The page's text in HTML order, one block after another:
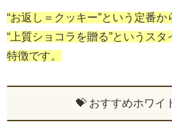
“お返し＝クッキー”という定番か
“上質ショコラを贈る”というス
特徴です。
💝 おすすめホワイ